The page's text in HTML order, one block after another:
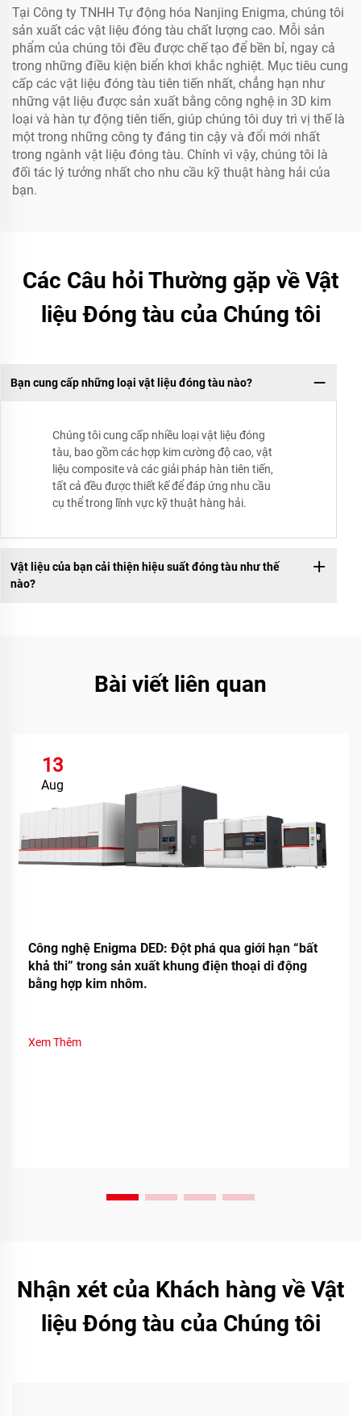
Tại Công ty TNHH Tự động hóa Nanjing Enigma, chúng tôi
sản xuất các vật liệu đóng tàu chất lượng cao. Mỗi sản
phẩm của chúng tôi đều được chế tạo để bền bỉ, ngay cả
trong những điều kiện biển khơi khắc nghiệt. Mục tiêu cung
cấp các vật liệu đóng tàu tiên tiến nhất, chẳng hạn như
những vật liệu được sản xuất bằng công nghệ in 3D kim
loại và hàn tự động tiên tiến, giúp chúng tôi duy trì vị thế là
một trong những công ty đáng tin cậy và đổi mới nhất
trong ngành vật liệu đóng tàu. Chính vì vậy, chúng tôi là
đối tác lý tưởng nhất cho nhu cầu kỹ thuật hàng hải của
bạn.
Các Câu hỏi Thường gặp về Vật
liệu Đóng tàu của Chúng tôi
Bạn cung cấp những loại vật liệu đóng tàu nào?
Chúng tôi cung cấp nhiều loại vật liệu đóng
tàu, bao gồm các hợp kim cường độ cao, vật
liệu composite và các giải pháp hàn tiên tiến,
tất cả đều được thiết kế để đáp ứng nhu cầu
cụ thể trong lĩnh vực kỹ thuật hàng hải.
Vật liệu của bạn cải thiện hiệu suất đóng tàu như thế
nào?
Bài viết liên quan
13
Aug
Công nghệ Enigma DED: Đột phá qua giới hạn “bất
khả thi” trong sản xuất khung điện thoại di động
bằng hợp kim nhôm.
Xem Thêm
Nhận xét của Khách hàng về Vật
liệu Đóng tàu của Chúng tôi